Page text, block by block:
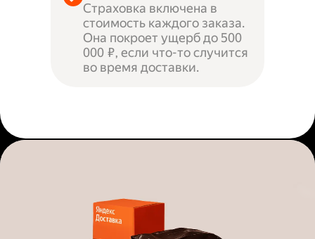
Страховка включена в
стоимость каждого заказа.
Она покроет ущерб до 500
000 ₽, если что-то случится
во время доставки.